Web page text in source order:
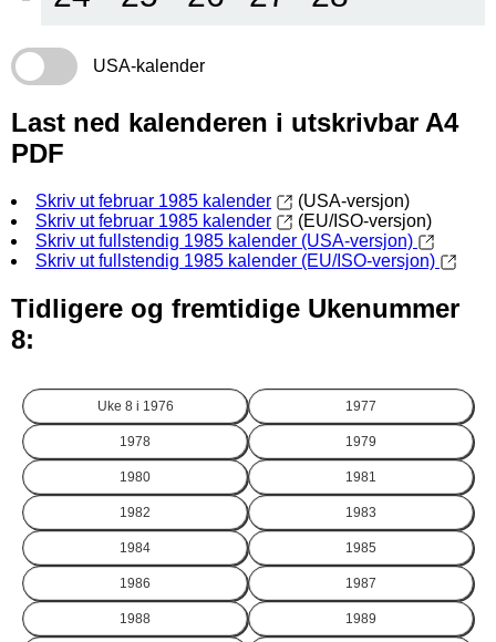
USA-kalender
Last ned kalenderen i utskrivbar A4
PDF
Skriv ut februar 1985 kalender
(USA-versjon)
Skriv ut februar 1985 kalender
(EU/ISO-versjon)
Skriv ut fullstendig 1985 kalender (USA-versjon)
Skriv ut fullstendig 1985 kalender (EU/ISO-versjon)
Tidligere og fremtidige Ukenummer
8:
Uke 8 i 1976 1977
1978 1979
1980 1981
1982 1983
1984 1985
1986 1987
1988 1989